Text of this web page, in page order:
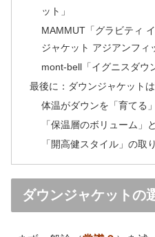
ット」
MAMMUT「グラビティ
ジャケット アジアンフィ
mont-bell「イグニスダウ
最後に：ダウンジャケット
体温がダウンを「育てる」
「保温層のボリューム」
「開高健スタイル」の取
ダウンジャケットの